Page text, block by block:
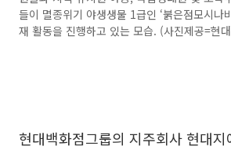
들이 멸종위기 야생생물 1급인 ‘붉은점모시나
재 활동을 진행하고 있는 모습. (사진제공=현
현대백화점그룹의 지주회사 현대